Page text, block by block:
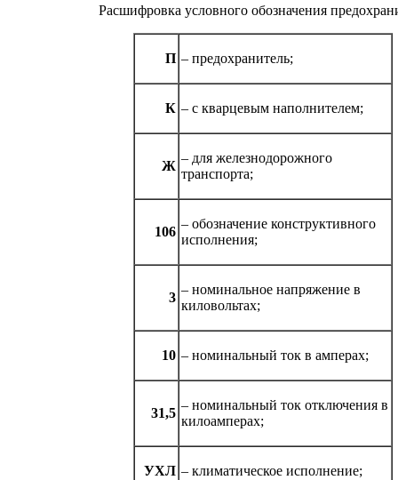
Расшифровка условного обозначения
П – предохранитель;
К – с кварцевым наполнителем;
Ж
– для железнодорожного
транспорта;
106
– обозначение конструктивного
исполнения;
3
– номинальное напряжение в
киловольтах;
10 – номинальный ток в амперах;
31,5
– номинальный ток отключения в
килоамперах;
УХЛ – климатическое исполнение;